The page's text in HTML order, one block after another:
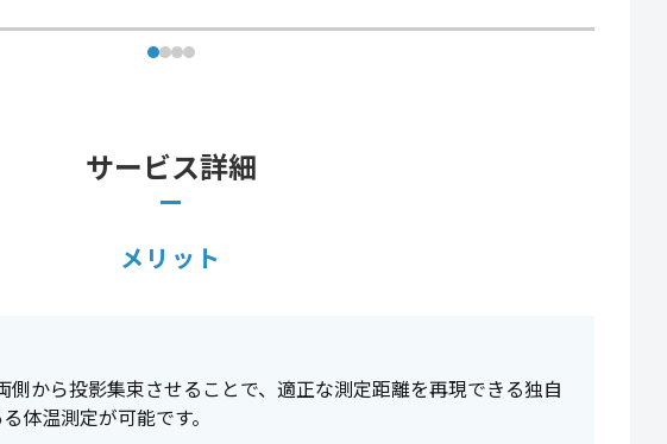
サービス詳細
メリット
側から投影集束させることで、適正な測定距離を再現できる独自
体温測定が可能です。